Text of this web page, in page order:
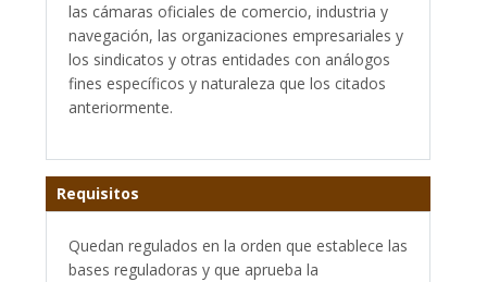
las cámaras oficiales de comercio, industria y
navegación, las organizaciones empresariales y
los sindicatos y otras entidades con análogos
fines específicos y naturaleza que los citados
anteriormente.
Requisitos
Quedan regulados en la orden que establece las
bases reguladoras y que aprueba la